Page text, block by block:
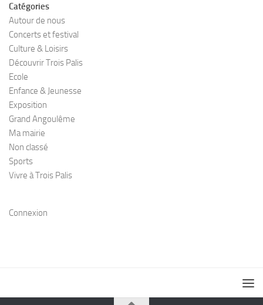
Catégories
Autour de nous
Concerts et festival
Culture & Loisirs
Découvrir Trois Palis
Ecole
Enfance & Jeunesse
Exposition
Grand Angoulême
Ma mairie
Non classé
Sports
Vivre à Trois Palis
Connexion